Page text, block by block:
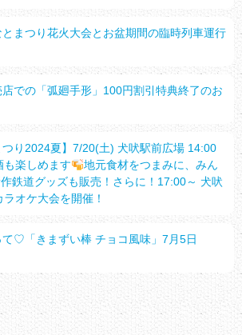
まつり花火大会とお盆期間の臨時列車運行
での「弧廻手形」100円割引特典終了のお
つり2024夏】7/20(土) 犬吠駅前広場 14:00
も楽しめます
地元食材をつまみに、みん
鉄道グッズも販売！さらに！17:00～ 犬吠
オケ大会を開催！
て♡「きまずい棒 チョコ風味」7月5日